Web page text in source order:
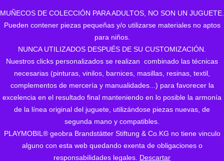
MUÑECOS DE COLECCIÓN PARA ADULTOS, NO SON UN JUGUETE.
Pueden contener piezas pequeñas y/o utilizarse materiales no aptos
para niños.
NUNCA UTILIZADOS DESPUÉS DE SU CUSTOMIZACIÓN.
Nuestros clicks personalizados se realizan combinado las técnicas
necesarias (pinturas, vinilos, barnices, masillas, resinas, textil,
complementos de mercería y manualidades...) para favorecer la
excelencia en el resultado final manteniendo en lo posible la armonía
de la línea original del juguete, utilizándose piezas nuevas, de
segunda mano y compatibles.
PLAYMOBIL® geobra Brandstätter Stiftung & Co.KG no tiene vinculo
alguno con esta web quedando exenta de obligaciones o
responsabilidades legales. Descartar
Mostrando 1–24 de 166 resultados
los
ORDENAR POR LOS
ÚLTIMOS